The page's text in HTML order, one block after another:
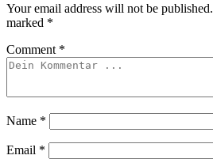
Your email address will not be published.
marked *
Comment *
Name *
Email *